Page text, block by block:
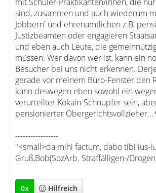
sind, zusammen und auch wiederum
Jobbern' und ehrenamtlichen z.B.
Justizbeamten oder engagieren
und eben auch Leute, die
müssen. Wer davon wer ist, kann ein
Besucher bei uns nicht erkennen.
gerade vor meinem Büro-Fenster den
kann deswegen eben sowohl ein
verurteilter Kokain-Schnupfer sein,
pensionierter Obergerichtsvollzieher...
-----------------
"<small>da mihi factum, dabo tibi ius-
Gruß,Bob(SozArb. Straffälligen-/
0x Hilfreich